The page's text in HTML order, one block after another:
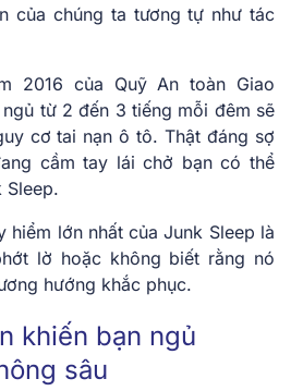
của chúng ta tương tự như tác
2016 của Quỹ An toàn Giao
từ 2 đến 3 tiếng mỗi đêm sẽ
cơ tai nạn ô tô. Thật đáng sợ
cầm tay lái chở bạn có thể
Sleep.
hiểm lớn nhất của Junk Sleep là
lờ hoặc không biết rằng nó
hướng khắc phục.
khiến bạn ngủ
sâu